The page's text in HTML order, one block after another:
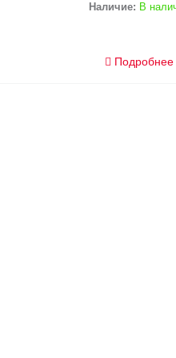
Наличие: В
Подробнее